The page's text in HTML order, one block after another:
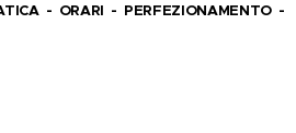
- ORARI - PERFEZIONAMENTO -